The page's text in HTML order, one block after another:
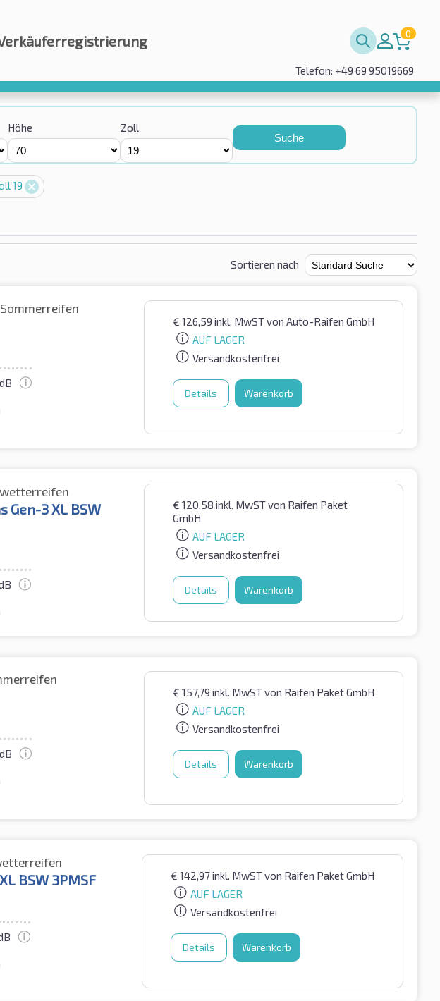
0
Telefon: +49 69 95019669
Höhe Zoll
Suche
19
Sortieren nach
Sommerreifen
€ 126,59 inkl. MwSTvon Auto-Raifen GmbH
AUF LAGER
Versandkostenfrei
Details Warenkorb
Gen-3 XL BSW
€ 120,58 inkl. MwSTvon Raifen Paket
GmbH
AUF LAGER
Versandkostenfrei
Details Warenkorb
€ 157,79 inkl. MwSTvon Raifen Paket GmbH
AUF LAGER
Versandkostenfrei
Details Warenkorb
BSW 3PMSF
€ 142,97inkl. MwSTvon Raifen Paket GmbH
AUF LAGER
Versandkostenfrei
Details Warenkorb